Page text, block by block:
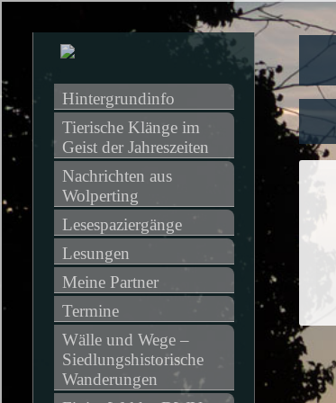
Hintergrundinfo
Tierische Klänge im
Geist der Jahreszeiten
Nachrichten aus
Wolperting
Lesespaziergänge
Lesungen
Meine Partner
Termine
Wälle und Wege –
Siedlungshistorische
Wanderungen